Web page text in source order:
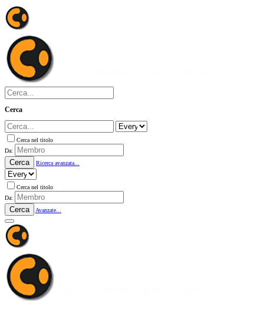
Cerca
Cerca nel titolo
Da:
Cerca Ricerca avanzata...
Cerca nel titolo
Da:
Cerca Avanzate...